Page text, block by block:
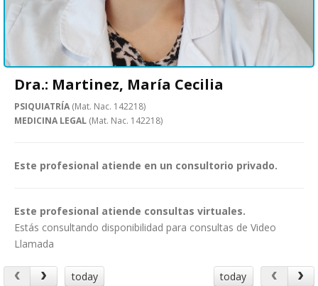
Dra.: Martinez, María Cecilia
PSIQUIATRÍA (Mat. Nac. 142218)
MEDICINA LEGAL (Mat. Nac. 142218)
Este profesional atiende en un consultorio privado.
Este profesional atiende consultas virtuales.
Estás consultando disponibilidad para consultas de Video
Llamada
today today